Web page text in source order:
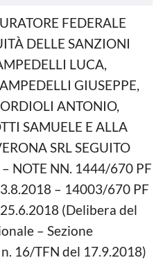
FEDERALE
DELLE SANZIONI
LUCA,
GIUSEPPE,
ANTONIO,
SAMUELE E ALLA
SRL SEGUITO
NOTE NN. 1444/670 PF
– 14003/670 PF
(Delibera del
– Sezione
16/TFN del 17.9.2018)